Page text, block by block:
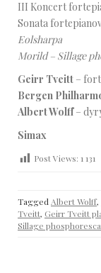
III Koncert
Sonata
Eolsharpa
Morild – Sillage
Geirr Tveitt –
Bergen
Albert Wolff–
Simax
Post Views: 1 131
Tagged Albert Wolff,
Tveitt, Geirr Tveitt
Sillage